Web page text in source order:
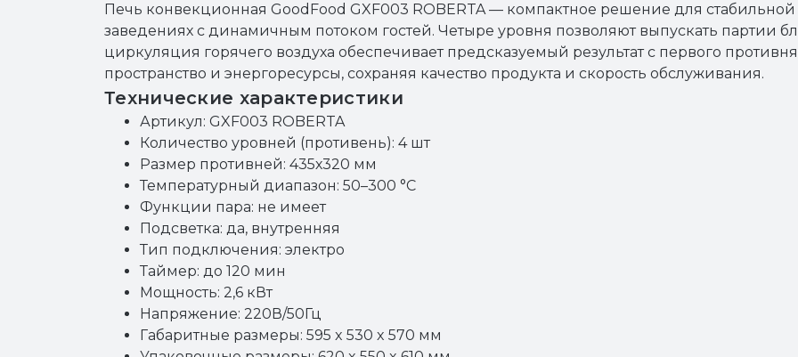
Печь конвекционная GoodFood GXF003 ROBERTA — компактное решение для
заведениях с динамичным потоком гостей. Четыре уровня позволяют выпускать партии
циркуляция горячего воздуха обеспечивает предсказуемый результат с первого
пространство и энергоресурсы, сохраняя качество продукта и скорость обслуживания.
Технические характеристики
Артикул: GXF003 ROBERTA
Количество уровней (противень): 4 шт
Размер противней: 435х320 мм
Температурный диапазон: 50–300 °C
Функции пара: не имеет
Подсветка: да, внутренняя
Тип подключения: электро
Таймер: до 120 мин
Мощность: 2,6 кВт
Напряжение: 220В/50Гц
Габаритные размеры: 595 x 530 x 570 мм